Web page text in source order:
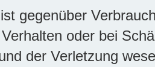
gegenüber
oder bei
der Verletzung